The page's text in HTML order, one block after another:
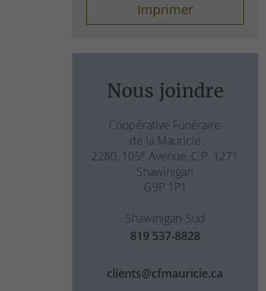
Imprimer
Nous joindre
Coopérative Funéraire
de la Mauricie
2280, 105e Avenue, C.P. 1271
Shawinigan
G9P 1P1
Shawinigan-Sud
819 537-8828
clients@cfmauricie.ca